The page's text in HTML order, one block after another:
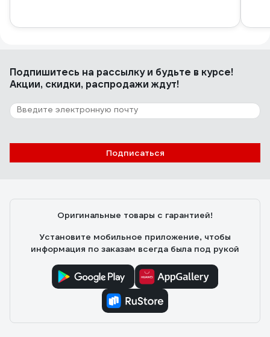
Подпишитесь на рассылкуи будьте в курсе!
Акции, скидки, распродажи ждут!
Подписаться
Оригинальные товары с гарантией!
Установите мобильное приложение, чтобы
информация по заказам всегда была под рукой